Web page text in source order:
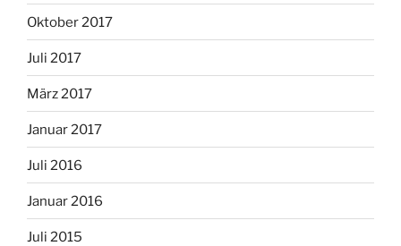
Oktober 2017
Juli 2017
März 2017
Januar 2017
Juli 2016
Januar 2016
Juli 2015